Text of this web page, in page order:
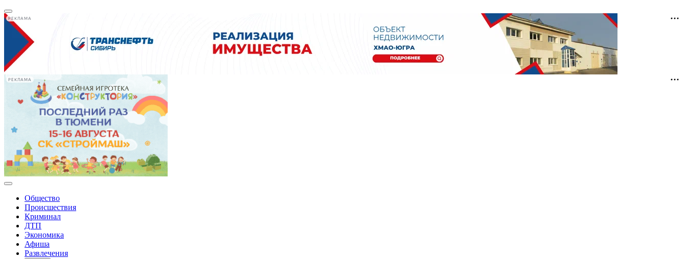
РЕКЛАМА
РЕКЛАМА
Общество
Происшествия
Криминал
ДТП
Экономика
Афиша
Развлечения